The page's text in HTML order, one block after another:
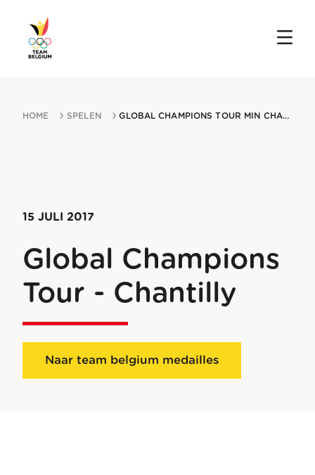
HOME SPELEN GLOBAL CHAMPIONS TOUR MIN CHANTILLY 15072017 CHANTILLY
15 JULI 2017
Global Champions
Tour - Chantilly
Naar team belgium medailles